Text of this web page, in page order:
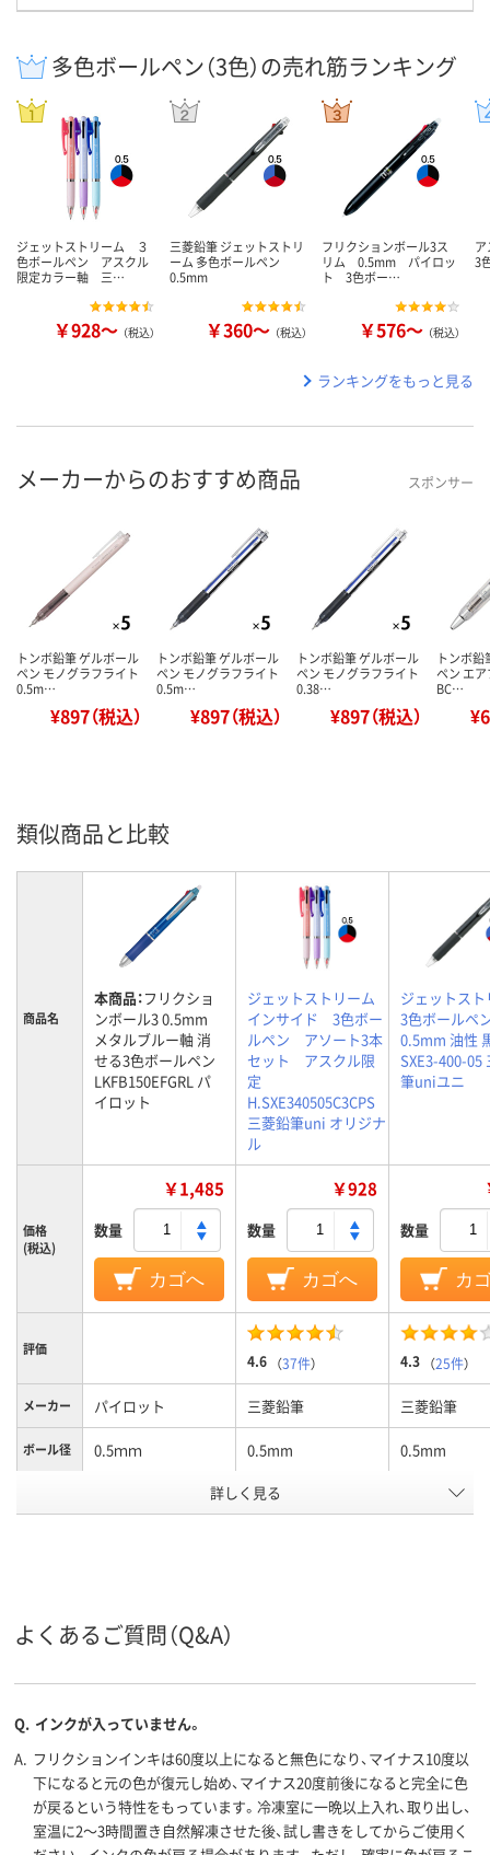
多色ボールペン（3色）の売れ筋ランキング
ジェットストリーム ３
色ボールペン アスクル
限定カラー軸 三…
￥928～ （税込）
三菱鉛筆 ジェットストリ
ーム 多色ボールペン
0.5mm
￥360～ （税込）
フリクションボール3ス
リム 0.5mm パイロッ
ト 3色ボー…
￥576～ （税込）
3
ランキングをもっと見る
メーカーからのおすすめ商品 スポンサー
トンボ鉛筆 ゲルボール
ペン モノグラフライト
0.5m…
¥897（税込）
トンボ鉛筆 ゲルボール
ペン モノグラフライト
0.5m…
¥897（税込）
トンボ鉛筆 ゲルボール
ペン モノグラフライト
0.38…
¥897（税込）
トンボ鉛
ペン エ
BC…
類似商品と比較
商品名
本商品：フリクショ
ンボール3 0.5mm
メタルブルー軸 消
せる3色ボールペン
LKFB150EFGRL パ
イロット
ジェットストリーム
インサイド 3色ボー
ルペン アソート3本
セット アスクル限
定
H.SXE340505C3CPS
三菱鉛筆uni オリジナ
ル
ジェットス
3色ボールペ
0.5mm 油性
SXE3-400-05
筆uniユニ
価格
(税込)
￥1,485
数量
カゴへ
￥928
数量
カゴへ
数量
カ
評価
4.6 （37件） 4.3 （25件）
メーカー パイロット 三菱鉛筆 三菱鉛筆
ボール径 0.5ｍｍ 0.5mm 0.5mm
3色
商品環境
85
詳しく見る
よくあるご質問（Q&A）
Q. インクが入っていません。
A. フリクションインキは60度以上になると無色になり、マイナス10度以
下になると元の色が復元し始め、マイナス20度前後になると完全に色
が戻るという特性をもっています。冷凍室に一晩以上入れ、取り出し、
室温に2～3時間置き自然解凍させた後、試し書きをしてからご使用く